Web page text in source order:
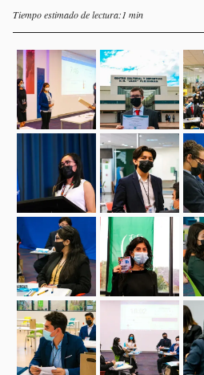
Tiempo estimado de lectura:1 min